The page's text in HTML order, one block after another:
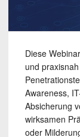
Diese
und
Awareness,
Absicherung
wirksamen
oder